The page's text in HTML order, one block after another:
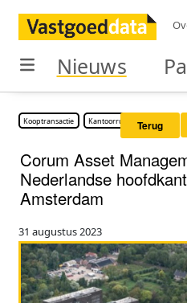
Nieuws
Kooptransactie KantoorruimteTerug
Corum Asset
Nederlandse
Amsterdam
31 augustus 2023